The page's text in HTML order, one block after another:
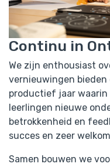
Continu in
We zijn enthousiast
vernieuwingen bieden
productief jaar waarin
leerlingen nieuwe
betrokkenheid en
succes en zeer
Samen bouwen we